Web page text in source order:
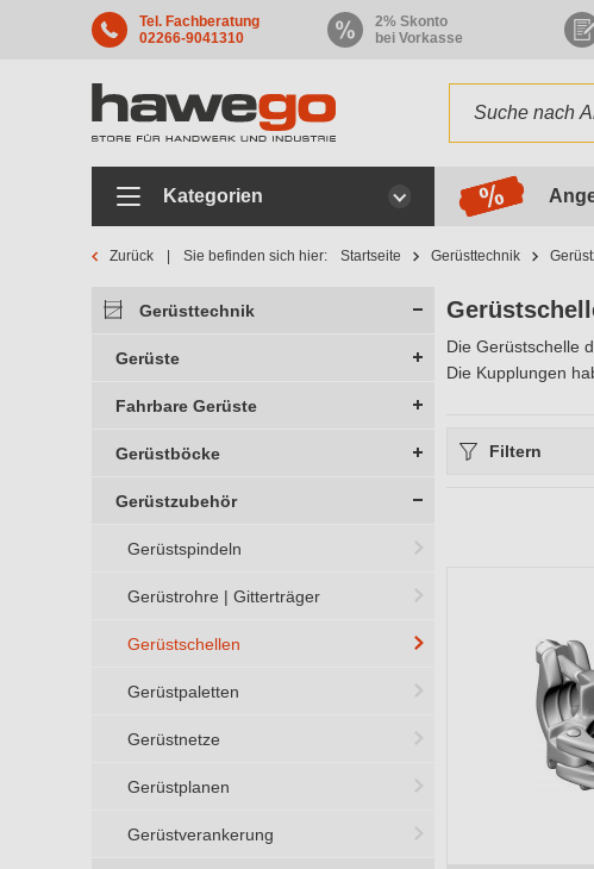
Tel. Fachberatung
02266-9041310
2% Skonto
bei Vorkasse
Kategorien
Zurück Sie befinden sich hier: Startseite Gerüsttechnik
Gerüsttechnik
Gerüste
Fahrbare Gerüste
Gerüstböcke
Gerüstzubehör
Gerüstspindeln
Gerüstrohre | Gitterträger
Gerüstschellen
Gerüstpaletten
Gerüstnetze
Gerüstplanen
Gerüstverankerung
Die Gerüstschelle
Die Kupplungen
Filtern